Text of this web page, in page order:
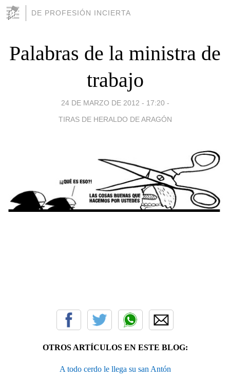
DE PROFESIÓN INCIERTA
Palabras de la ministra de
trabajo
24 DE MARZO DE 2012 - 17:20 -
TIRAS DE HERALDO DE ARAGÓN
OTROS ARTÍCULOS EN ESTE BLOG:
A todo cerdo le llega su san Antón